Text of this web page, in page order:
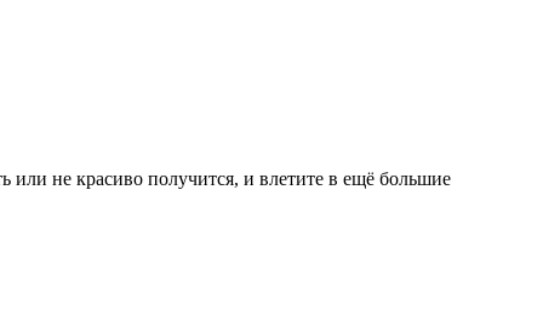
или не красиво получится, и влетите в ещё большие